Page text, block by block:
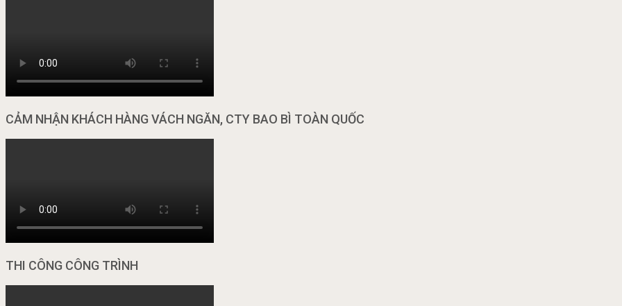
CẢM NHẬN KHÁCH HÀNG VÁCH NGĂN, CTY BAO BÌ TOÀN QUỐC
THI CÔNG CÔNG TRÌNH